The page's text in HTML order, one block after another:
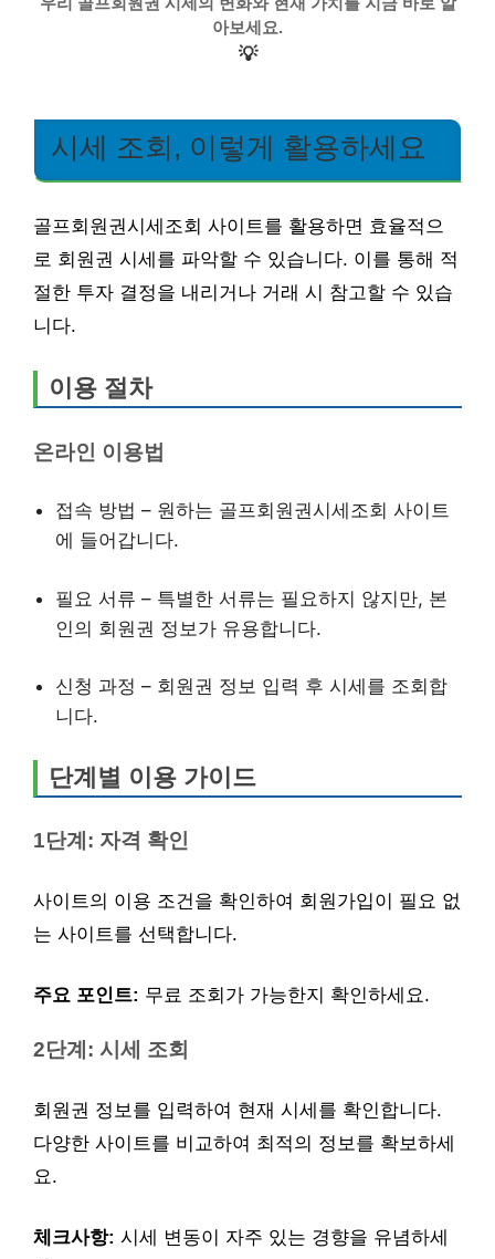
아보세요.
💡
시세 조회, 이렇게 활용하세요
골프회원권시세조회 사이트를 활용하면 효율적으
로 회원권 시세를 파악할 수 있습니다. 이를 통해 적
절한 투자 결정을 내리거나 거래 시 참고할 수 있습
니다.
이용 절차
온라인 이용법
접속 방법 – 원하는 골프회원권시세조회 사이트
에 들어갑니다.
필요 서류 – 특별한 서류는 필요하지 않지만, 본
인의 회원권 정보가 유용합니다.
신청 과정 – 회원권 정보 입력 후 시세를 조회합
니다.
단계별 이용 가이드
1단계: 자격 확인
사이트의 이용 조건을 확인하여 회원가입이 필요 없
는 사이트를 선택합니다.
주요 포인트: 무료 조회가 가능한지 확인하세요.
2단계: 시세 조회
회원권 정보를 입력하여 현재 시세를 확인합니다.
다양한 사이트를 비교하여 최적의 정보를 확보하세
요.
체크사항: 시세 변동이 자주 있는 경향을 유념하세